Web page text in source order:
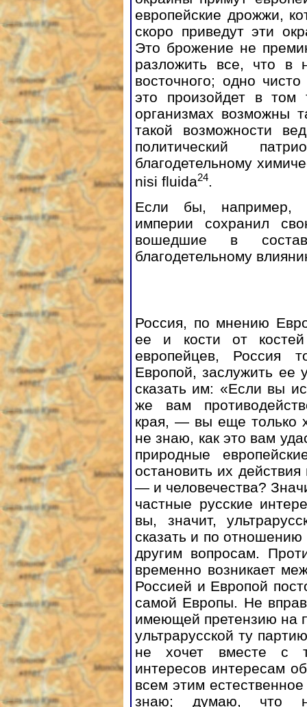
европейские дрожжи,
скоро приведут эти
Это брожение не
разложить все, что в
восточного; одно
это произойдет в том
организмах возможны
такой возможности
политический
благодетельному
nisi fluida24.
Если бы, например,
империи сохранил
вошедшие в
благодетельному
Россия, по мнению
ее и кости от
европейцев, Россия
Европой, заслужить ее
сказать им: «Если вы
же вам
края, — вы еще только
не знаю, как это вам
природные
остановить их
— и человечества?
частные русские
вы, значит,
сказать и по
другим вопросам.
временно возникает
Россией и Европой
самой Европы. Не
имеющей претензию на
ультрарусской ту
не хочет вместе с
интересов интересам
всем этим
знаю; думаю, что